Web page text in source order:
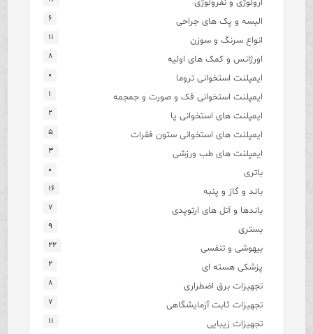
ارولوژی و نفرولوژی
البسه و پک های جراحی ۶
انواع سرنگ و سوزن ۱۱
اورژانس و کمک های اولیه ۸
ایمپلنت استخوانی تروما ۰
ایمپلنت استخوانی فک و صورت و جمجمه ۱
ایمپلنت های استخوانی پا ۲
ایمپلنت های استخوانی ستون فقرات ۵
ایمپلنت های طب ورزشی ۳
باتری ۰
باند و گاز و پنبه ۱۶
باندها و آتل های ارتوپدی ۷
بستری ۹
بیهوشی و تنفسی ۲۲
پزشکی هسته ای ۲
تجهیزات برق اضطراری ۸
تجهیزات ثابت آزمایشگاهی ۷
تجهیزات زیبایی ۱۱